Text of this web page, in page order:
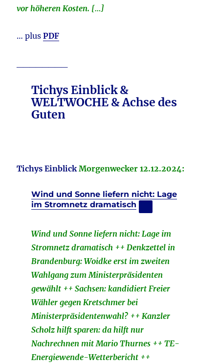
vor höheren Kosten. […]
… plusPDF
Tichys Einblick &
WELTWOCHE & Achse des
Guten
Tichys Einblick Morgenwecker 12.12.2024:
Wind und Sonne liefern nicht: Lage
im Stromnetz dramatisch
Wind und Sonne liefern nicht: Lage im
Stromnetz dramatisch ++ Denkzettel in
Brandenburg: Woidke erst im zweiten
Wahlgang zum Ministerpräsidenten
gewählt ++ Sachsen: kandidiert Freier
Wähler gegen Kretschmer bei
Ministerpräsidentenwahl? ++ Kanzler
Scholz hilft sparen: da hilft nur
Nachrechnen mit Mario Thurnes ++ TE-
Energiewende-Wetterbericht ++